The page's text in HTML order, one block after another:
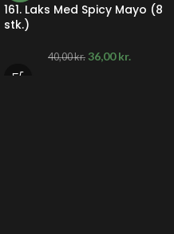
161. Laks Med Spicy Mayo (8
stk.)
40,00kr. 36,00kr.